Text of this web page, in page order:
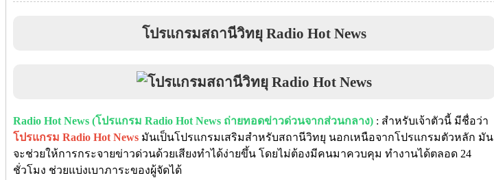
โปรแกรมสถานีวิทยุ Radio Hot News
Radio Hot News (โปรแกรม Radio Hot News ถ่ายทอดข่าวด่วนจากส่วนกลาง) : สำหรับเจ้าตัวนี้ มีชื่อว่า
โปรแกรม Radio Hot News มันเป็นโปรแกรมเสริมสำหรับสถานีวิทยุ นอกเหนือจากโปรแกรมตัวหลัก มัน
จะช่วยให้การกระจายข่าวด่วนด้วยเสียงทำได้ง่ายขึ้น โดยไม่ต้องมีคนมาควบคุม ทำงานได้ตลอด 24
ชั่วโมง ช่วยแบ่งเบาภาระของผู้จัดได้